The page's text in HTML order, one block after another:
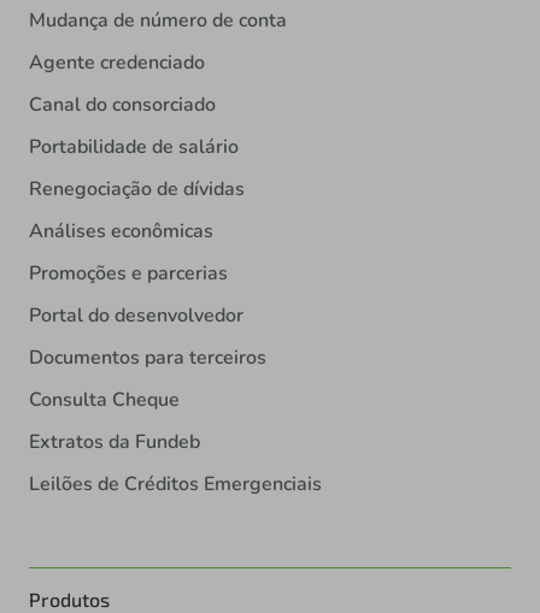
Mudança de número de conta
Agente credenciado
Canal do consorciado
Portabilidade de salário
Renegociação de dívidas
Análises econômicas
Promoções e parcerias
Portal do desenvolvedor
Documentos para terceiros
Consulta Cheque
Extratos da Fundeb
Leilões de Créditos Emergenciais
Produtos